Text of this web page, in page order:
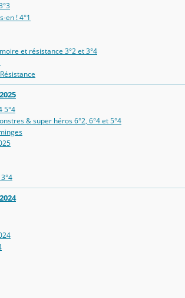
en ! 4°1
et résistance 3°2 et 3°4
5°4
& super héros 6°2, 6°4 et 5°4